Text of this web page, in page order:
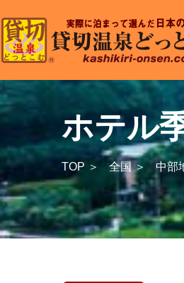
ホテル
TOP ＞ 全国 ＞ 中部